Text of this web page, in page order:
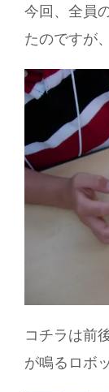
今回、全員
たのですが
コチラは前
が鳴るロボ